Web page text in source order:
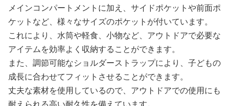
メインコンパートメントに加え、サイドポケットや前面ポ
ケットなど、様々なサイズのポケットが付いています。
これにより、水筒や軽食、小物など、アウトドアで必要な
アイテムを効率よく収納することができます。
また、調節可能なショルダーストラップにより、子どもの
成長に合わせてフィットさせることができます。
丈夫な素材を使用しているので、アウトドアでの使用にも